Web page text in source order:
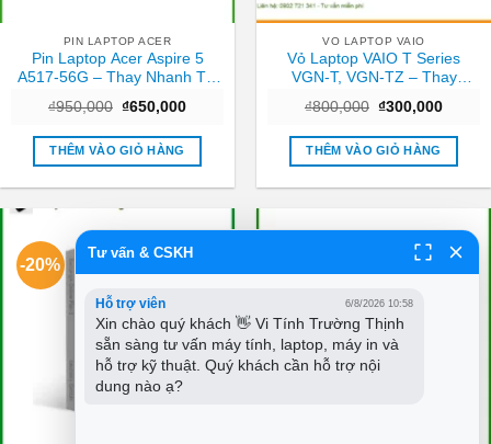
PIN LAPTOP ACER
Pin Laptop Acer Aspire 5
A517-56G – Thay Nhanh Tại
₫950,000 Giá
là:
₫950,000.
₫650,000Giá
tại
₫650,000.
THÊM VÀO GIỎ HÀNG
VO LAPTOP VAIO
Vỏ Laptop VAIO T Series
VGN-T, VGN-TZ – Thay
Giá Tốt
₫800,000 Giá
là:
₫800,000.
₫300,000Giá
tại
THÊM VÀO GIỎ HÀNG
-20%
Tư vấn & CSKH
Hỗ trợ viên 6/8/2026 10:58
Xin chào quý khách 👋 Vi Tính Trường Thịnh
sẵn sàng tư vấn máy tính, laptop, máy in và
hỗ trợ kỹ thuật. Quý khách cần hỗ trợ nội
dung nào ạ?